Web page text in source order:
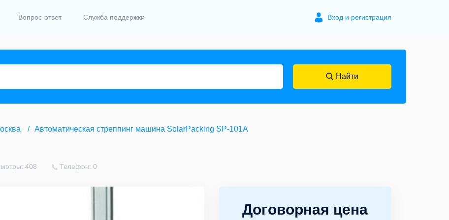
Вопрос-ответ Служба поддержки Вход и регистрация
Найти
Автоматическая стреппинг машина SolarPacking SP-101A
408 Телефон: 0
Договорная цена